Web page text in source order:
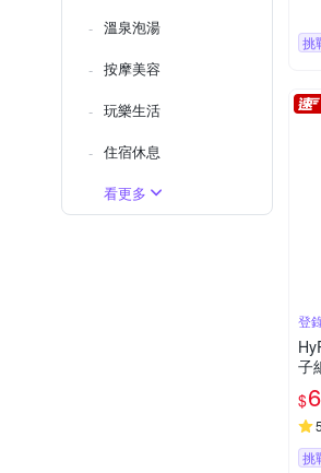
溫泉泡湯
按摩美容
玩樂生活
住宿休息
看更多
挑
登
子
$
5
挑